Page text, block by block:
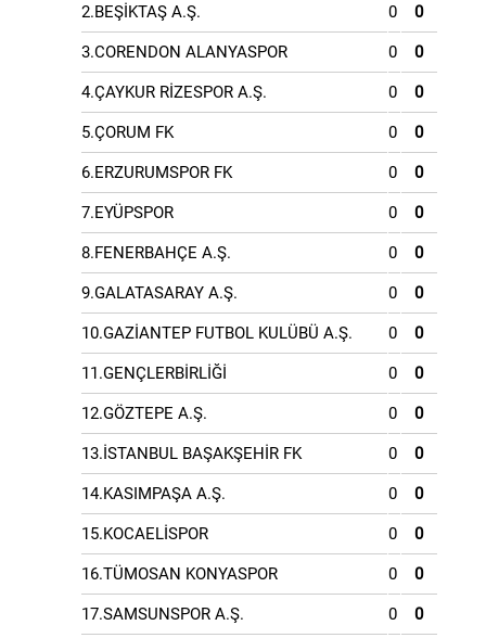
2.BEŞİKTAŞ A.Ş. 0 0
3.CORENDON ALANYASPOR 0 0
4.ÇAYKUR RİZESPOR A.Ş. 0 0
5.ÇORUM FK 0 0
6.ERZURUMSPOR FK 0 0
7.EYÜPSPOR 0 0
8.FENERBAHÇE A.Ş. 0 0
9.GALATASARAY A.Ş. 0 0
10.GAZİANTEP FUTBOL KULÜBÜ A.Ş. 0 0
11.GENÇLERBİRLİĞİ 0 0
12.GÖZTEPE A.Ş. 0 0
13.İSTANBUL BAŞAKŞEHİR FK 0 0
14.KASIMPAŞA A.Ş. 0 0
15.KOCAELİSPOR 0 0
16.TÜMOSAN KONYASPOR 0 0
17.SAMSUNSPOR A.Ş. 0 0